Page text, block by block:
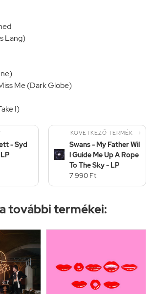
Lang)
Me (Dark Globe)
I)
- Syd
KÖVETKEZŐ TERMÉK 
Swans - My Father Wil
l Guide Me Up A Rope
To The Sky - LP
7 990 Ft
további termékei: